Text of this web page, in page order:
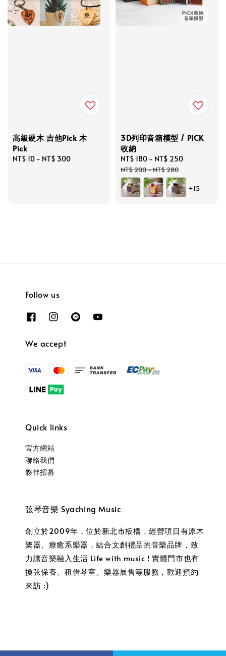
高級硬木 吉他Pick 木
Pick
Regular
NT$ 10 - NT$ 300
3D列印音箱模型 / PICK
收納
Sale
price
NT$ 180 - NT$ 250
NT$ 200-NT$ 280
+15
Follow us
We accept
Quick links
官方網站
聯絡我們
夥伴招募
弦琴音樂 Syaching Music
創立於2009年，位於新北市板橋，經營項目有原木
樂器、療癒系樂器，結合文創禮品的音樂品牌，致
力讓音樂融入生活 Life with music ! 實體門市也有
換弦保養、租借琴室、樂器展售等服務，歡迎預約
來訪 :)